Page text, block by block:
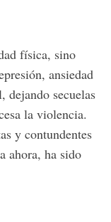
física, sino
ansiedad
dejando secuelas
la violencia.
y contundentes
ahora, ha sido